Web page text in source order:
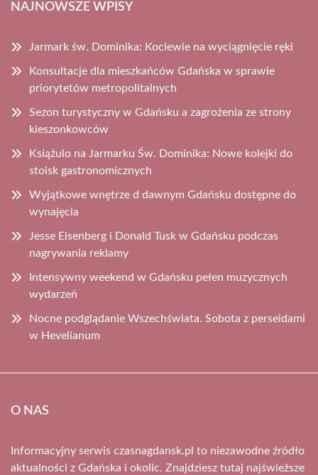
NAJNOWSZE WPISY
Jarmark św. Dominika: Kociewie na wyciągnięcie ręki
Konsultacje dla mieszkańców Gdańska w sprawie
priorytetów metropolitalnych
Sezon turystyczny w Gdańsku a zagrożenia ze strony
kieszonkowców
Książulo na Jarmarku Św. Dominika: Nowe kolejki do
stoisk gastronomicznych
Wyjątkowe wnętrze d dawnym Gdańsku dostępne do
wynajęcia
Jesse Eisenberg i Donald Tusk w Gdańsku podczas
nagrywania reklamy
Intensywny weekend w Gdańsku pełen muzycznych
wydarzeń
Nocne podglądanie Wszechświata. Sobota z perseidami
w Hevelianum
O NAS
Informacyjny serwis czasnagdansk.pl to niezawodne źródło
aktualności z Gdańska i okolic. Znajdziesz tutaj najświeższe